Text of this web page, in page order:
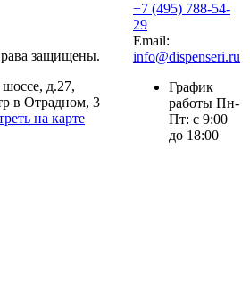
защищены.
д.27,
в Отрадном, 3
на карте
+7 (495) 788-54-
29
Email:
info@dispenseri.ru
График
работы Пн-
Пт: с 9:00
до 18:00